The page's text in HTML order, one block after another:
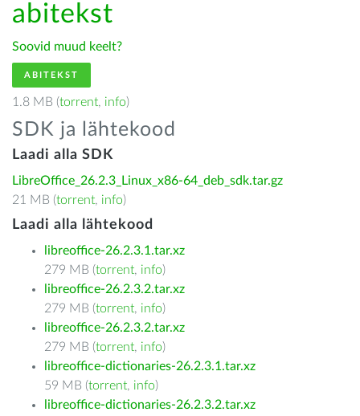
abitekst
Soovid muud keelt?
ABITEKST
1.8 MB (torrent, info)
SDK ja lähtekood
Laadi alla SDK
LibreOffice_26.2.3_Linux_x86-64_deb_sdk.tar.gz
21 MB (torrent, info)
Laadi alla lähtekood
libreoffice-26.2.3.1.tar.xz
279 MB (torrent, info)
libreoffice-26.2.3.2.tar.xz
279 MB (torrent, info)
libreoffice-26.2.3.2.tar.xz
279 MB (torrent, info)
libreoffice-dictionaries-26.2.3.1.tar.xz
59 MB (torrent, info)
libreoffice-dictionaries-26.2.3.2.tar.xz